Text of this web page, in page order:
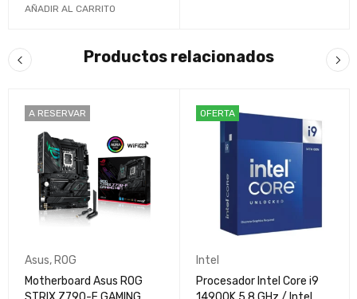
AÑADIR AL CARRITO
Productos relacionados
A RESERVAR
Asus, ROG
Motherboard Asus ROG
OFERTA
Intel
Procesador Intel Core i9